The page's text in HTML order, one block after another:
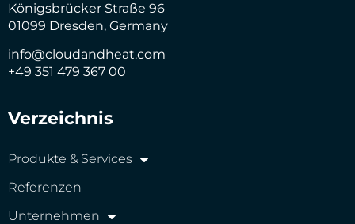
Königsbrücker Straße 96
01099 Dresden, Germany
info@cloudandheat.com
+49 351 479 367 00
Verzeichnis
Produkte & Services
Referenzen
Unternehmen